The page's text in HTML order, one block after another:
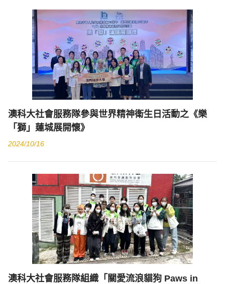
澳科大社會服務隊參與世界精神衛生日活動之《樂
「獅」蓮城展開懷》
2024/10/16
澳科大社會服務隊組織「關愛流浪貓狗 Paws in